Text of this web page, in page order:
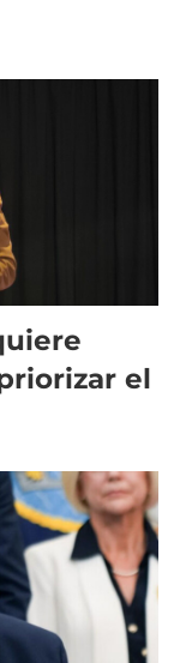
el